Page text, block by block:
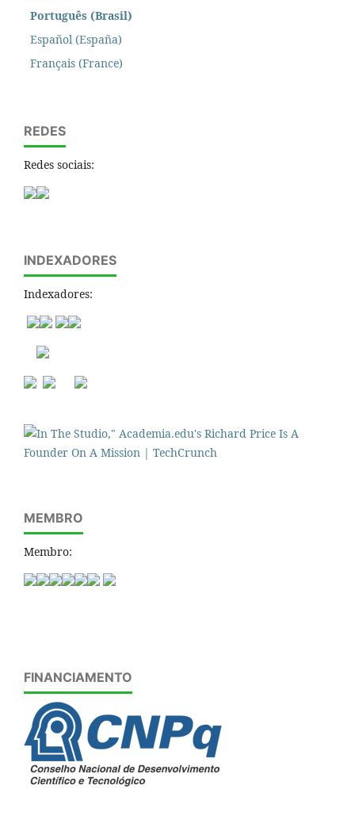
Português (Brasil)
Español (España)
Français (France)
REDES
Redes sociais:
INDEXADORES
Indexadores:
MEMBRO
Membro:
FINANCIAMENTO